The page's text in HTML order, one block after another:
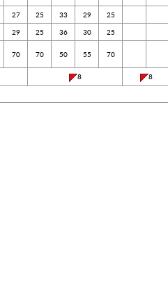
27 25 33 29
25
29 25 36 30
25
70 70 50 55 70
8 8